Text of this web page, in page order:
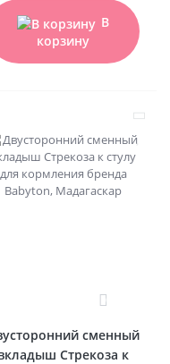
В
корзину
0
сменный
Стрекоза к